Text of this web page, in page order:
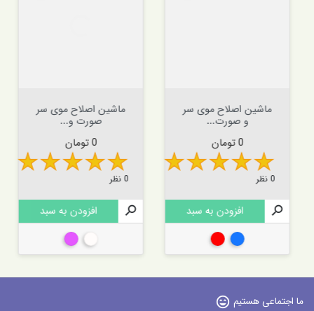
ماشین اصلاح موی سر
و صورت...
قیمت0 تومان
0 نظر

افزودن به سبد
آبی قرمز
ماشین اصلاح موی سر
صورت و...
قیمت0 تومان
0 نظر

افزودن به سبد
شفافچند رنگ
ما اجتماعی هستیم sentiment_very_satisfied